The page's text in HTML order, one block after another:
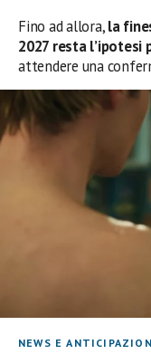
Fino ad allora,la
2027 resta l’ipotesi
attendere una
NEWS E